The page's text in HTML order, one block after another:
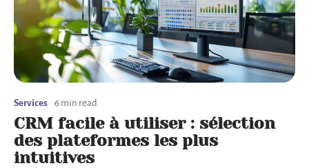
Services 6 min read
CRM facile à utiliser : sélection
des plateformes les plus
intuitives